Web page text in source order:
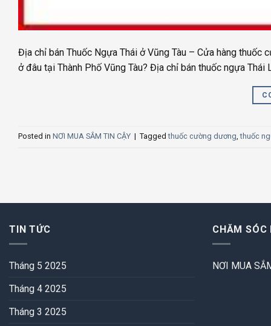
Địa chỉ bán Thuốc Ngựa Thái ở Vũng Tàu – Cửa hàng
ở đâu tại Thành Phố Vũng Tàu? Địa chỉ bán thuốc ngựa
Posted in NƠI MUA SẮM TIN CẬY | Taggedthuốc cường dương,thuốc
TIN TỨC
Tháng 5 2025
Tháng 4 2025
Tháng 3 2025
CHĂM SÓC
NƠI MUA